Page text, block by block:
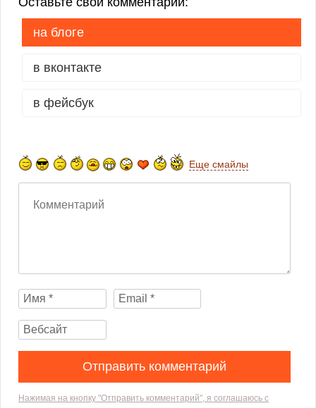
на блоге
в вконтакте
в фейсбук
Еще смайлы
Нажимая на кнопку "Отправить комментарий", я соглашаюсь с